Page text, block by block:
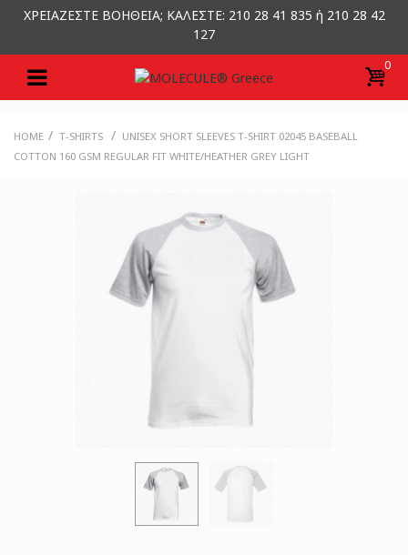
ΧΡΕΙΑΖΕΣΤΕ ΒΟΗΘΕΙΑ; ΚΑΛΕΣΤΕ: 210 28 41 835 ή 210 28 42
127
0
HOME / T-SHIRTS / UNISEX SHORT SLEEVES T-SHIRT 02045 BASEBALL
COTTON 160 GSM REGULAR FIT WHITE/HEATHER GREY LIGHT